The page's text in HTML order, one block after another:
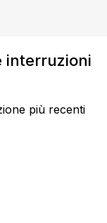
interruzioni
più recenti